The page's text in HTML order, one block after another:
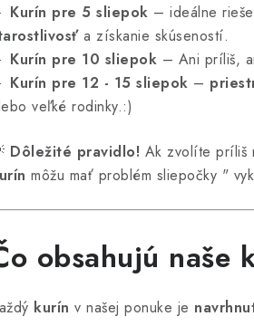
Kurín pre 5 sliepok – ideálne
a získanie skúseností.
Kurín pre 10 sliepok – Ani príliš,
Kurín pre 12 - 15 sliepok –
veľké rodinky.:)
Dôležité pravidlo! Ak zvolíte príliš
môžu mať problém sliepočky "
obsahujú naše
kurín v našej ponuke je